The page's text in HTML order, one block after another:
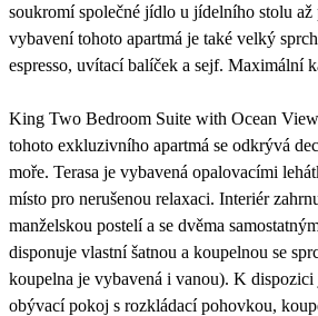
soukromí společné jídlo u jídelního stolu až
vybavení tohoto apartmá je také velký
espresso, uvítací balíček a sejf. Maximální
King Two Bedroom Suite with Ocean
tohoto exkluzivního apartmá se odkrývá
moře. Terasa je vybavená opalovacími
místo pro nerušenou relaxaci. Interiér
manželskou postelí a se dvěma
disponuje vlastní šatnou a koupelnou se
koupelna je vybavená i vanou). K dispozici
obývací pokoj s rozkládací pohovkou,